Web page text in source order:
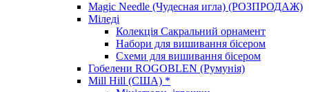
Magic Needle (Чудесная игла) (РОЗПРОДАЖ)
Міледі
Колекція Сакральний орнамент
Набори для вишивання бісером
Схеми для вишивання бісером
Гобелени ROGOBLEN (Румунія)
Mill Hill (США) *